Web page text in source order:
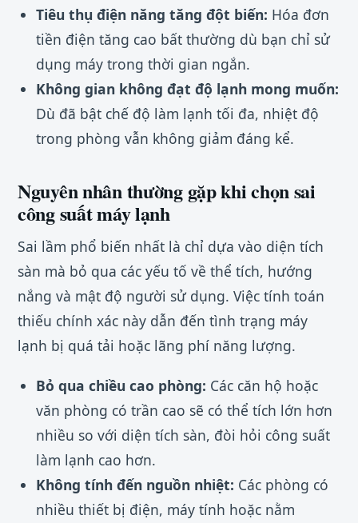
Tiêu thụ điện năng tăng đột biến: Hóa đơn
tiền điện tăng cao bất thường dù bạn chỉ sử
dụng máy trong thời gian ngắn.
Không gian không đạt độ lạnh mong muốn:
Dù đã bật chế độ làm lạnh tối đa, nhiệt độ
trong phòng vẫn không giảm đáng kể.
Nguyên nhân thường gặp khi chọn sai
công suất máy lạnh
Sai lầm phổ biến nhất là chỉ dựa vào diện tích
sàn mà bỏ qua các yếu tố về thể tích, hướng
nắng và mật độ người sử dụng. Việc tính toán
thiếu chính xác này dẫn đến tình trạng máy
lạnh bị quá tải hoặc lãng phí năng lượng.
Bỏ qua chiều cao phòng: Các căn hộ hoặc
văn phòng có trần cao sẽ có thể tích lớn hơn
nhiều so với diện tích sàn, đòi hỏi công suất
làm lạnh cao hơn.
Không tính đến nguồn nhiệt: Các phòng có
nhiều thiết bị điện, máy tính hoặc nằm